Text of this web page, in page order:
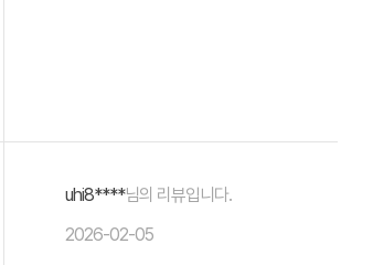
uhi8****님의 리뷰입니다.
2026-02-05